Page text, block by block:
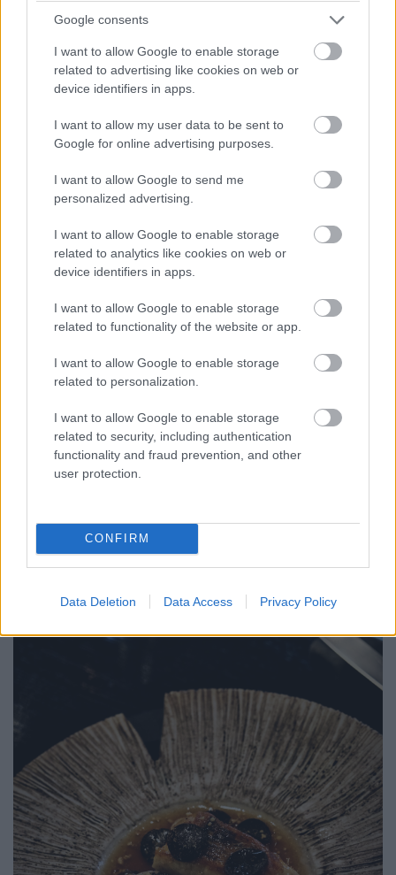
Google consents
I want to allow Google to enable storage
related to advertising like cookies on web or
device identifiers in apps.
I want to allow my user data to be sent to
Google for online advertising purposes.
I want to allow Google to send me
personalized advertising.
I want to allow Google to enable storage
related to analytics like cookies on web or
device identifiers in apps.
I want to allow Google to enable storage
related to functionality of the website or app.
I want to allow Google to enable storage
related to personalization.
I want to allow Google to enable storage
related to security, including authentication
functionality and fraud prevention, and other
user protection.
CONFIRM
Data Deletion Data Access Privacy Policy
Fertő-tavi fogas, sampinyon mogyoróval töltve, rajta
csontvelő, szarvasgomba